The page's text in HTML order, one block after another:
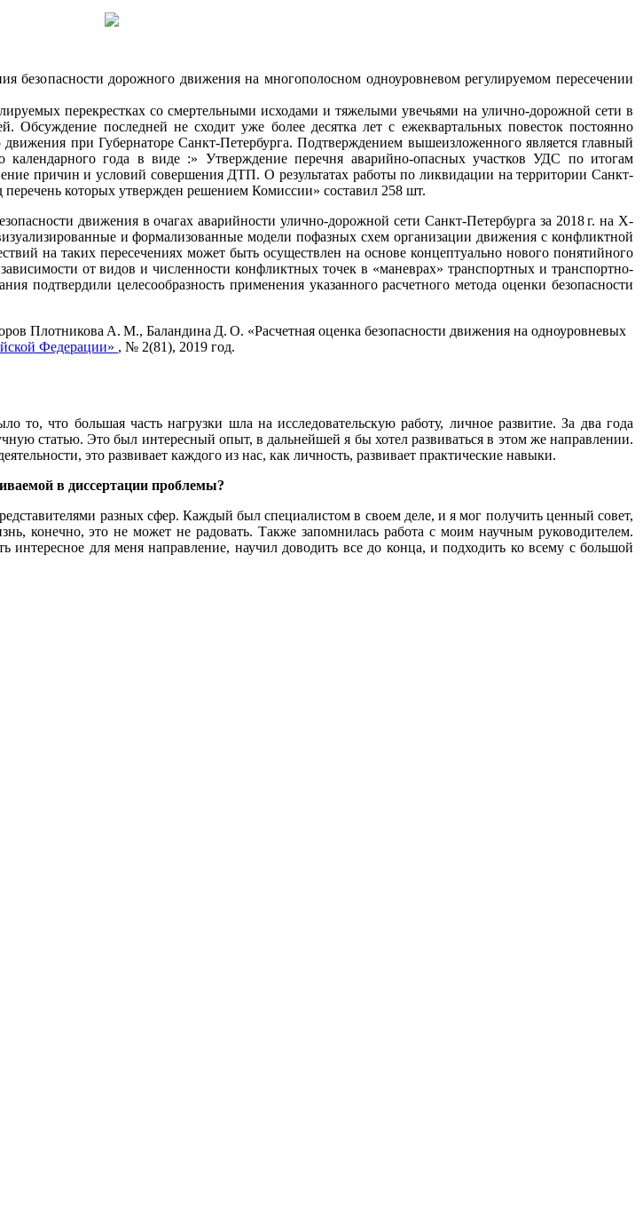
безопасности дорожного движения на многополосном одноуровневом регулируемом пересечении
перекрестках со смертельными исходами и тяжелыми увечьями на улично-дорожной сети в
Обсуждение последней не сходит уже более десятка лет с ежеквартальных повесток постоянно
при Губернаторе Санкт-Петербурга. Подтверждением вышеизложенного является главный
календарного года в виде :» Утверждение перечня аварийно-опасных участков УДС по итогам
причин и условий совершения ДТП. О результатах работы по ликвидации на территории Санкт-
которых утвержден решением Комиссии» составил 258 шт.
движения в очагах аварийности улично-дорожной сети Санкт-Петербурга за 2018 г. на Х-
и формализованные модели пофазных схем организации движения с конфликтной
на таких пересечениях может быть осуществлен на основе концептуально нового понятийного
от видов и численности конфликтных точек в «маневрах» транспортных и транспортно-
подтвердили целесообразность применения указанного расчетного метода оценки безопасности
Плотникова А. М., Баландина Д. О. «Расчетная оценка безопасности движения на одноуровневых
Федерации» , № 2(81), 2019 год.
что большая часть нагрузки шла на исследовательскую работу, личное развитие. За два года
статью. Это был интересный опыт, в дальнейшей я бы хотел развиваться в этом же направлении.
это развивает каждого из нас, как личность, развивает практические навыки.
в диссертации проблемы?
разных сфер. Каждый был специалистом в своем деле, и я мог получить ценный совет,
конечно, это не может не радовать. Также запомнилась работа с моим научным руководителем.
интересное для меня направление, научил доводить все до конца, и подходить ко всему с большой